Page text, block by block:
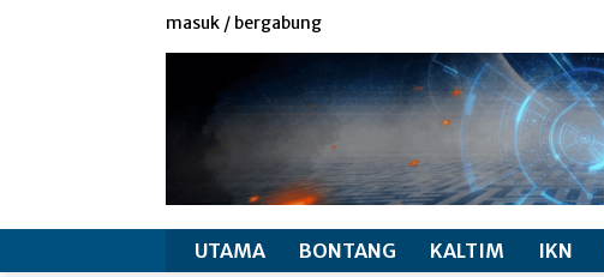
masuk / bergabung
UTAMA BONTANG KALTIM IKN